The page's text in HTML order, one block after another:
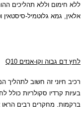
ללא חימום וללא תהליכים
אלאין, גמא גלוטמיל-סיסטאין
לחץ דם גבוה וקו-אנזים Q10
רכיב חיוני זה חשוב לתהליך
בעיות קרדיו סקולריות כולל
ברקמות. מחקרים רבים הראו